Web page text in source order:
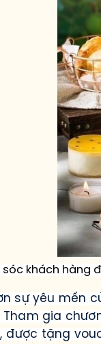
khách hàng
sự yêu mến
Tham gia
được tặng